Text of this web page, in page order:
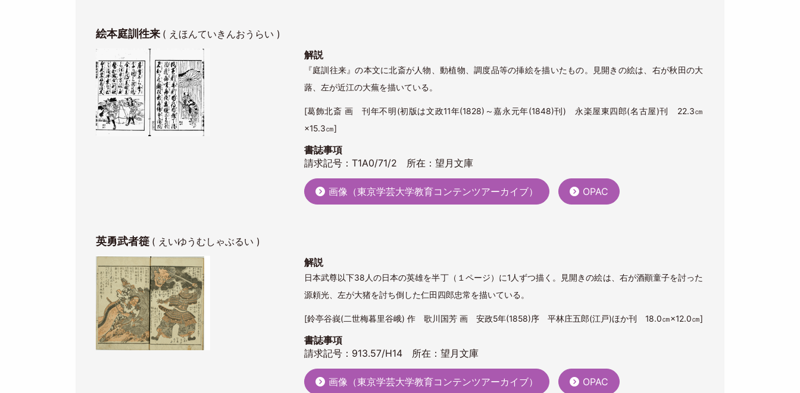
絵本庭訓徃来 ( えほんていきんおうらい )
Image
解説
『庭訓往来』の本文に北斎が人物、動植物、調度品等の挿絵を描いたもの。見開きの絵は、右が秋田の大
蕗、左が近江の大蕪を描いている。
[葛飾北斎 画 刊年不明(初版は文政11年(1828)～嘉永元年(1848)刊) 永楽屋東四郎(名古屋)刊 22.3㎝
×15.3㎝]
書誌事項
請求記号：T1A0/71/2 所在：望月文庫
画像（東京学芸大学教育コンテンツアーカイブ） OPAC
英勇武者簁 ( えいゆうむしゃぶるい )
解説
日本武尊以下38人の日本の英雄を半丁（１ページ）に1人ずつ描く。見開きの絵は、右が酒顚童子を討った
源頼光、左が大猪を討ち倒した仁田四郎忠常を描いている。
[鈴亭谷峩(二世梅暮里谷峨) 作 歌川国芳 画 安政5年(1858)序 平林庄五郎(江戸)ほか刊 18.0㎝×12.0㎝]
書誌事項
請求記号：913.57/H14 所在：望月文庫
画像（東京学芸大学教育コンテンツアーカイブ） OPAC